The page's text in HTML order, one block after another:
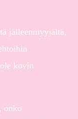
jälleenmyyjältä,
kovin
onko